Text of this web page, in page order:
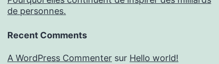
de personnes.
Recent Comments
A WordPress Commenter sur Hello world!